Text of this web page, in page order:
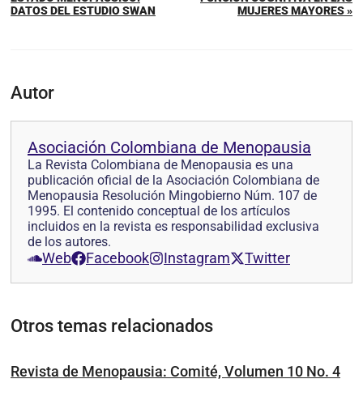
DATOS DEL ESTUDIO SWAN
MUJERES MAYORES »
Autor
Asociación Colombiana de Menopausia
La Revista Colombiana de Menopausia es una
publicación oficial de la Asociación Colombiana de
Menopausia Resolución Mingobierno Núm. 107 de
1995. El contenido conceptual de los artículos
incluidos en la revista es responsabilidad exclusiva
de los autores.
Web Facebook Instagram Twitter
Otros temas relacionados
Revista de Menopausia: Comité, Volumen 10 No. 4